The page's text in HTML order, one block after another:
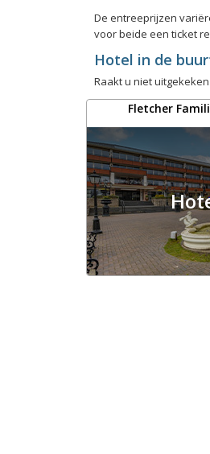
De entreeprijzen
voor beide een ticket
Hotel in de
Raakt u niet
Fletcher